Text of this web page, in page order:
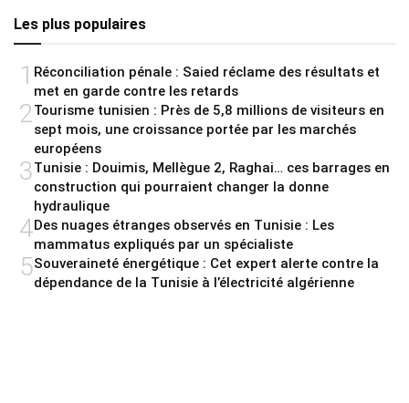
Les plus populaires
1 Réconciliation pénale : Saied réclame des résultats et
met en garde contre les retards
2 Tourisme tunisien : Près de 5,8 millions de visiteurs en
sept mois, une croissance portée par les marchés
européens
3Tunisie : Douimis, Mellègue 2, Raghai… ces barrages en
construction qui pourraient changer la donne
hydraulique
4Des nuages étranges observés en Tunisie : Les
mammatus expliqués par un spécialiste
5Souveraineté énergétique : Cet expert alerte contre la
dépendance de la Tunisie à l’électricité algérienne